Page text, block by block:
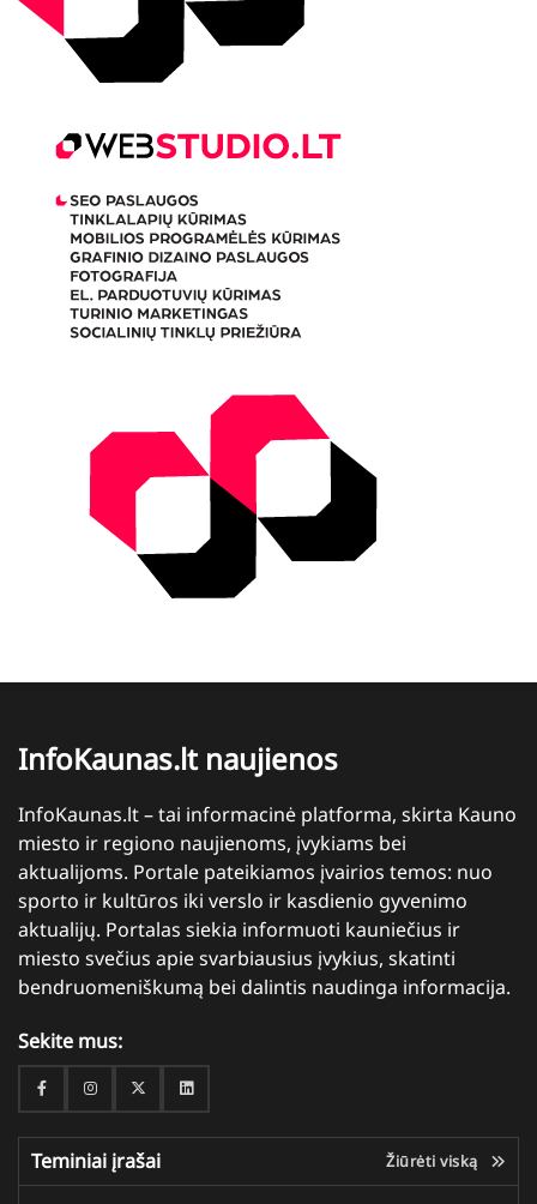
InfoKaunas.lt naujienos
InfoKaunas.lt – tai informacinė platforma, skirta Kauno
miesto ir regiono naujienoms, įvykiams bei
aktualijoms. Portale pateikiamos įvairios temos: nuo
sporto ir kultūros iki verslo ir kasdienio gyvenimo
aktualijų. Portalas siekia informuoti kauniečius ir
miesto svečius apie svarbiausius įvykius, skatinti
bendruomeniškumą bei dalintis naudinga informacija.
Sekite mus:
FacebookInstagramTwitterLinkedin
Teminiai įrašai Žiūrėti viską